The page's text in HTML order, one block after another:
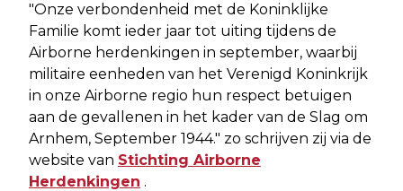
"Onze verbondenheid met de Koninklijke
Familie komt ieder jaar tot uiting tijdens de
Airborne herdenkingen in september, waarbij
militaire eenheden van het Verenigd Koninkrijk
in onze Airborne regio hun respect betuigen
aan de gevallenen in het kader van de Slag om
Arnhem, September 1944." zo schrijven zij via de
website van Stichting Airborne
Herdenkingen .